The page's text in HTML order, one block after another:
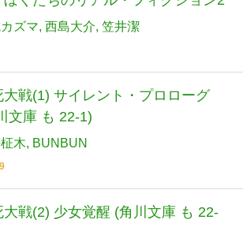
ズマ 西島大介 笠井潔
大戦(1) サイレント・プロローグ
文庫 も 22-1)
木 BUNBUN
大戦(2) 少女覚醒 (角川文庫 も 22-